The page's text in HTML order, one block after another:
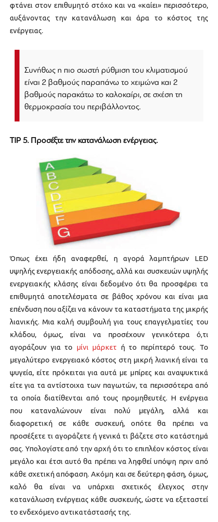
φτάνει στον επιθυμητό στόχο και να «καίει» περισσότερο,
αυξάνοντας την κατανάλωση και άρα το κόστος της
ενέργειας.
Συνήθως η πιο σωστή ρύθμιση του κλιματισμού
είναι 2 βαθμούς παραπάνω το χειμώνα και 2
βαθμούς παρακάτω το καλοκαίρι, σε σχέση τη
θερμοκρασία του περιβάλλοντος.
TIP 5. Προσέξτε την κατανάλωση ενέργειας.
Όπως έχει ήδη αναφερθεί, η αγορά λαμπτήρων LED
υψηλής ενεργειακής απόδοσης, αλλά και συσκευών υψηλής
ενεργειακής κλάσης είναι δεδομένο ότι θα προσφέρει τα
επιθυμητά αποτελέσματα σε βάθος χρόνου και είναι μια
επένδυση που αξίζει να κάνουν τα καταστήματα της μικρής
λιανικής. Μια καλή συμβουλή για τους επαγγελματίες του
κλάδου, όμως, είναι να προσέχουν γενικότερα ό,τι
αγοράζουν για το μίνι μάρκετ ή το περίπτερό τους. Το
μεγαλύτερο ενεργειακό κόστος στη μικρή λιανική είναι τα
ψυγεία, είτε πρόκειται για αυτά με μπίρες και αναψυκτικά
είτε για τα αντίστοιχα των παγωτών, τα περισσότερα από
τα οποία διατίθενται από τους προμηθευτές. Η ενέργεια
που καταναλώνουν είναι πολύ μεγάλη, αλλά και
διαφορετική σε κάθε συσκευή, οπότε θα πρέπει να
προσέξετε τι αγοράζετε ή γενικά τι βάζετε στο κατάστημά
σας. Υπολογίστε από την αρχή ότι το επιπλέον κόστος είναι
μεγάλο και έτσι αυτό θα πρέπει να ληφθεί υπόψη πριν από
κάθε σχετική απόφαση. Ακόμη και σε δεύτερη φάση, όμως,
καλό θα είναι να υπάρχει σχετικός έλεγχος στην
κατανάλωση ενέργειας κάθε συσκευής, ώστε να εξεταστεί
το ενδεχόμενο αντικατάστασής της.